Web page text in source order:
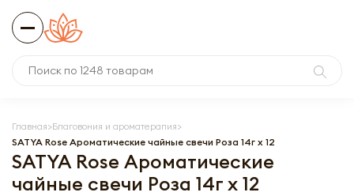
Главная Благовония и ароматерапия
SATYA Rose Ароматические чайные свечи Роза 14г x 12
SATYA Rose Ароматические
чайные свечи Роза 14г x 12